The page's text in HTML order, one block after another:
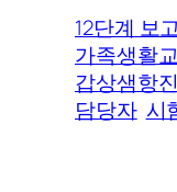
12단계 보
가족생활
갑상샘항
담당자 시